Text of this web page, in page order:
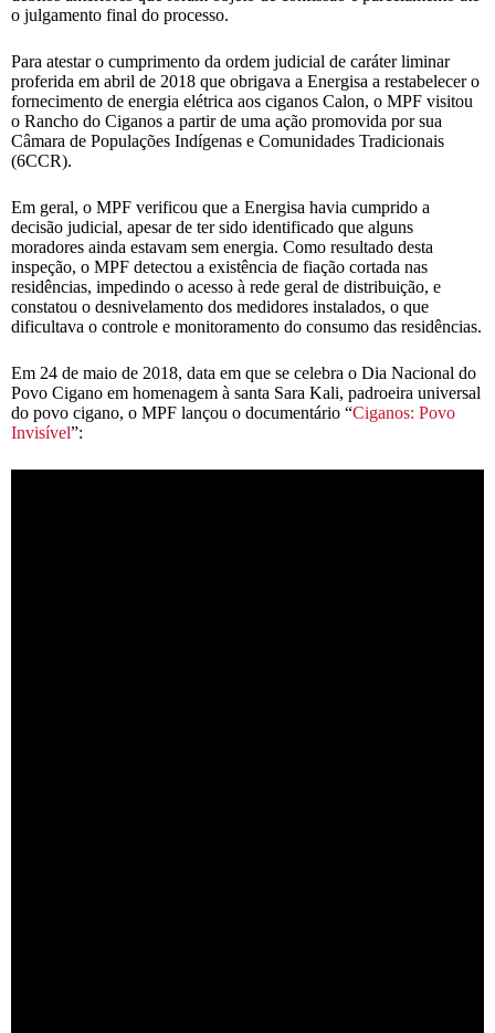
o julgamento final do processo.
Para atestar o cumprimento da ordem judicial de caráter liminar
proferida em abril de 2018 que obrigava a Energisa a restabelecer o
fornecimento de energia elétrica aos ciganos Calon, o MPF visitou
o Rancho do Ciganos a partir de uma ação promovida por sua
Câmara de Populações Indígenas e Comunidades Tradicionais
(6CCR).
Em geral, o MPF verificou que a Energisa havia cumprido a
decisão judicial, apesar de ter sido identificado que alguns
moradores ainda estavam sem energia. Como resultado desta
inspeção, o MPF detectou a existência de fiação cortada nas
residências, impedindo o acesso à rede geral de distribuição, e
constatou o desnivelamento dos medidores instalados, o que
dificultava o controle e monitoramento do consumo das residências.
Em 24 de maio de 2018, data em que se celebra o Dia Nacional do
Povo Cigano em homenagem à santa Sara Kali, padroeira universal
do povo cigano, o MPF lançou o documentário “Ciganos: Povo
Invisível”: